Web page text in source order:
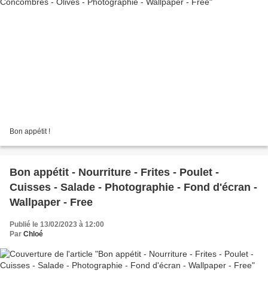
Bon appétit !
Bon appétit - Nourriture - Frites - Poulet -
Cuisses - Salade - Photographie - Fond d'écran -
Wallpaper - Free
Publié le 13/02/2023 à 12:00
Par Chloé